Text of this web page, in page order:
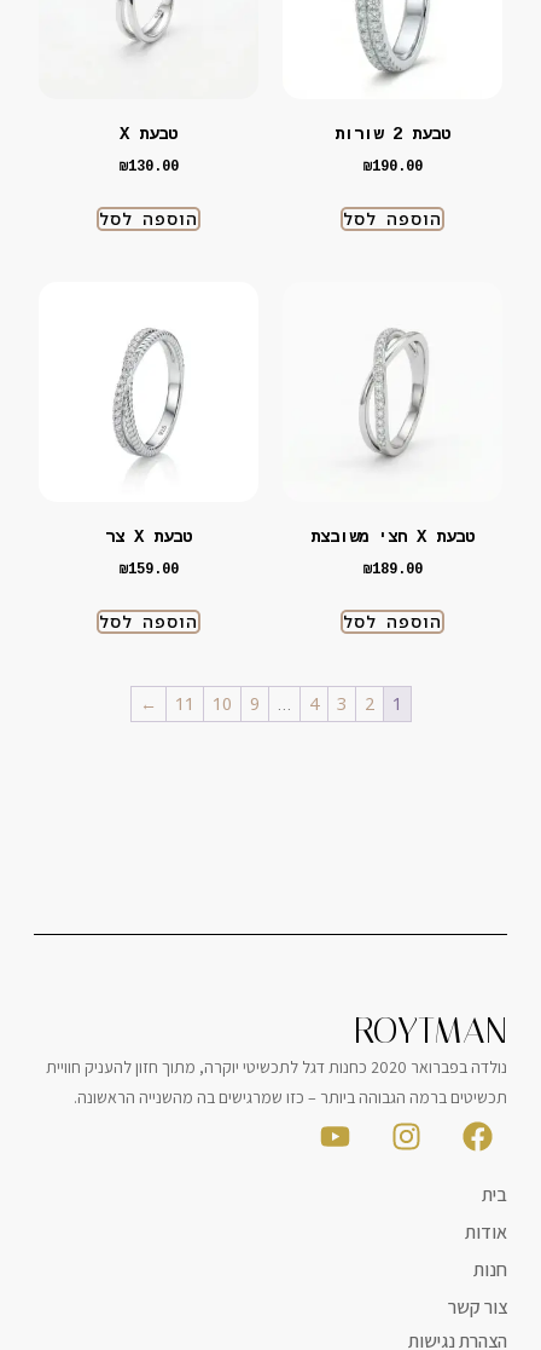
טבעת 2 שורות
₪190.00
הוספה לסל
טבעת X
₪130.00
הוספה לסל
טבעת X חצי משובצת
₪189.00
הוספה לסל
טבעת X צר
₪159.00
הוספה לסל
1
2
3
4
…
9
10
11
←
ROYTMAN
נולדה בפברואר 2020 כחנות דגל לתכשיטי יוקרה, מתוך חזון להעניק חוויית
תכשיטים ברמה הגבוהה ביותר – כזו שמרגישים בה מהשנייה הראשונה.
בית
אודות
חנות
צור קשר
הצהרת נגישות